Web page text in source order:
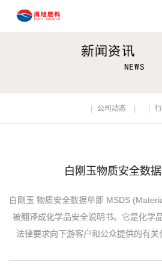
公司动态
白刚玉物质安全数
白刚玉 物质安全数据单即 MSDS
被翻译成化学品安全说明书。它是化学
法律要求向下游客户和公众提供的有